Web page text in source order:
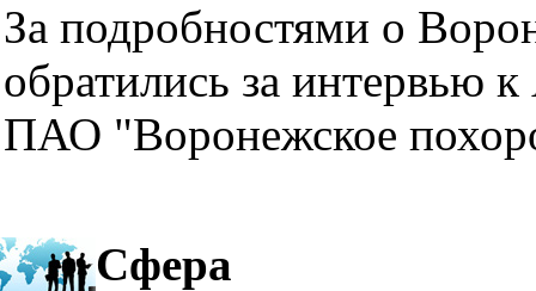
За подробностями о
обратились за интервью
ПАО "Воронежское
Сфера